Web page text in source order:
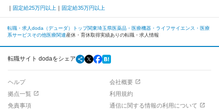
固定給25万円以上 固定給35万円以上
転職・求人doda（デューダ）トップ関東埼玉県医薬品・医療機器・ライフサイエンス・医療
系サービス その他医療関連産休・育休取得実績ありの転職・求人情報
転職サイト dodaをシェア
ヘルプ
会社概要
拠点一覧
利用規約
免責事項
通信に関する情報の利用について